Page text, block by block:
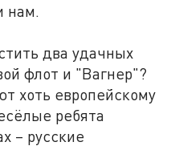
нам.
два удачных
флот и "Вагнер"?
хоть европейскому
ребята
– русские